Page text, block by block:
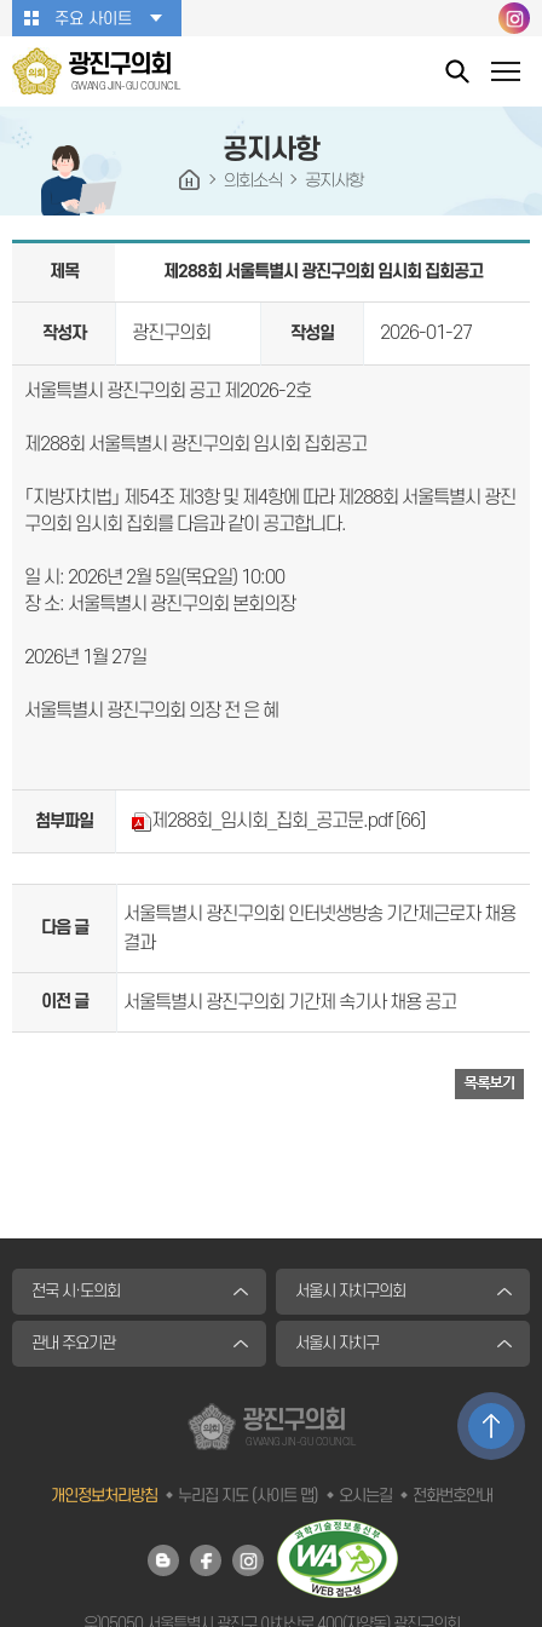
본문바로가기주요 사이트
광진구의회
GWANG JIN-GU COUNCIL
공지사항
의회소식 공지사항
제목 제288회 서울특별시 광진구의회 임시회 집회공고
작성자 광진구의회 작성일 2026-01-27
서울특별시 광진구의회 공고 제2026-2호
제288회 서울특별시 광진구의회 임시회 집회공고
「지방자치법」 제54조 제3항 및 제4항에 따라 제288회 서울특별시 광진
구의회 임시회 집회를 다음과 같이 공고합니다.
일 시: 2026년 2월 5일(목요일) 10:00
장 소: 서울특별시 광진구의회 본회의장
2026년 1월 27일
서울특별시 광진구의회 의장 전 은 혜
첨부파일 제288회_임시회_집회_공고문.pdf [66]
다음 글
서울특별시 광진구의회 인터넷생방송 기간제근로자 채용
결과
이전 글 서울특별시 광진구의회 기간제 속기사 채용 공고
전국 시·도의회 서울시 자치구의회
관내 주요기관 서울시 자치구
광진구의회
GWANG JIN-GU COUNCIL
개인정보처리방침 누리집 지도 (사이트 맵) 오시는길 전화번호안내